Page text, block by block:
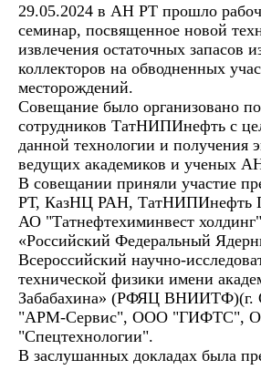
29.05.2024 в АН РТ прошло
семинар, посвященное новой
извлечения остаточных запасов
коллекторов на обводненных
месторождений.
Совещание было организовано
сотрудников ТатНИПИнефть с
данной технологии и получения
ведущих академиков и ученых
В совещании приняли участие
РТ, КазНЦ РАН, ТатНИПИнефть
АО "Татнефтехиминвест
«Российский Федеральный
Всероссийский научно-
технической физики имени
Забабахина» (РФЯЦ
"АРМ-Сервис", ООО "ГИФТС",
"Спецтехнологии".
В заслушанных докладах была